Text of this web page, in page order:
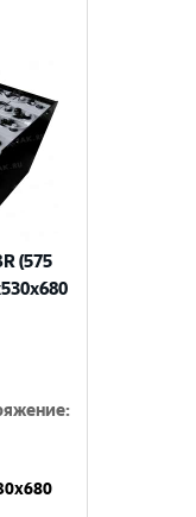
(575
: